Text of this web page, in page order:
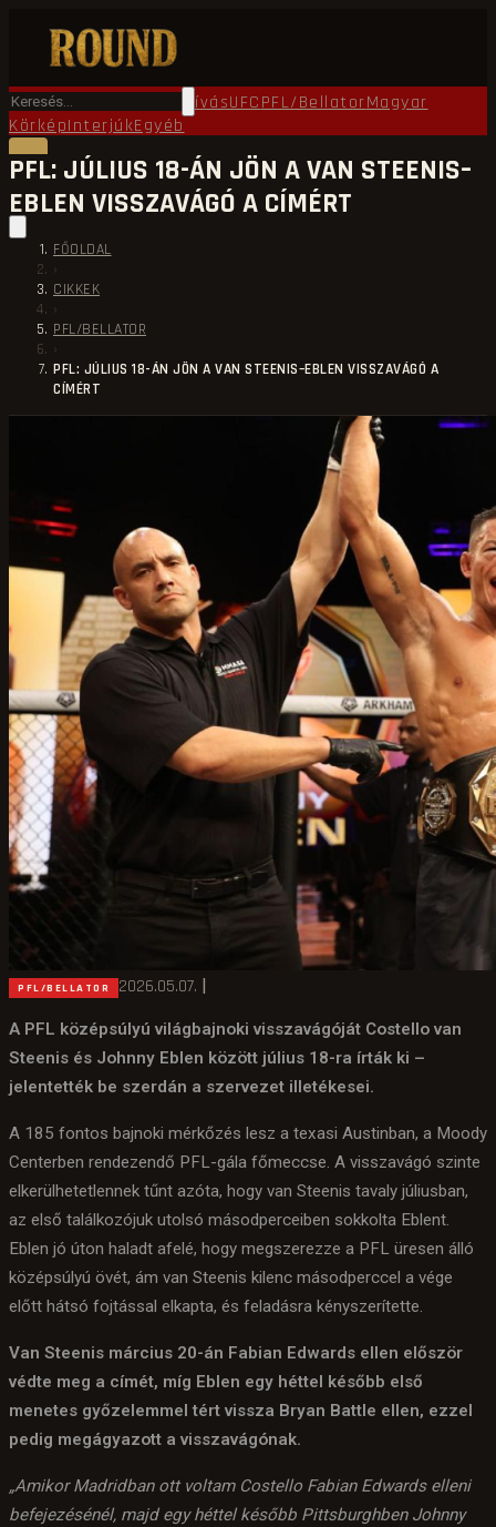
FőoldalRound TV ÖkölvívásUFCPFL/BellatorMagyar
KörképInterjúkEgyéb
PFL: JÚLIUS 18-ÁN JÖN A VAN STEENIS–
EBLEN VISSZAVÁGÓ A CÍMÉRT
FŐOLDAL
›
CIKKEK
›
PFL/BELLATOR
›
PFL: JÚLIUS 18-ÁN JÖN A VAN STEENIS–EBLEN VISSZAVÁGÓ A
CÍMÉRT
PFL/BELLATOR 2026.05.07. |
A PFL középsúlyú világbajnoki visszavágóját Costello van
Steenis és Johnny Eblen között július 18-ra írták ki –
jelentették be szerdán a szervezet illetékesei.
A 185 fontos bajnoki mérkőzés lesz a texasi Austinban, a Moody
Centerben rendezendő PFL-gála főmeccse. A visszavágó szinte
elkerülhetetlennek tűnt azóta, hogy van Steenis tavaly júliusban,
az első találkozójuk utolsó másodperceiben sokkolta Eblent.
Eblen jó úton haladt afelé, hogy megszerezze a PFL üresen álló
középsúlyú övét, ám van Steenis kilenc másodperccel a vége
előtt hátsó fojtással elkapta, és feladásra kényszerítette.
Van Steenis március 20-án Fabian Edwards ellen először
védte meg a címét, míg Eblen egy héttel később első
menetes győzelemmel tért vissza Bryan Battle ellen, ezzel
pedig megágyazott a visszavágónak.
„Amikor Madridban ott voltam Costello Fabian Edwards elleni
befejezésénél, majd egy héttel később Pittsburghben Johnny